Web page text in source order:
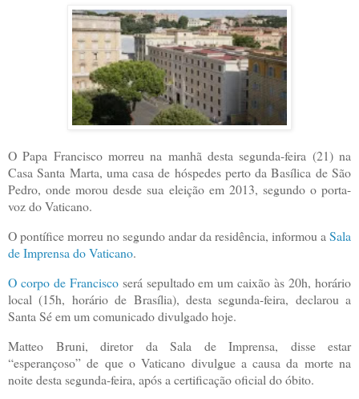
O Papa Francisco morreu na manhã desta segunda-feira (21) na
Casa Santa Marta, uma casa de hóspedes perto da Basílica de São
Pedro, onde morou desde sua eleição em 2013, segundo o porta-
voz do Vaticano.
O pontífice morreu no segundo andar da residência, informou aSala
de Imprensa do Vaticano.
O corpo de Franciscoserá sepultado em um caixão às 20h, horário
local (15h, horário de Brasília), desta segunda-feira, declarou a
Santa Sé em um comunicado divulgado hoje.
Matteo Bruni, diretor da Sala de Imprensa, disse estar
“esperançoso” de que o Vaticano divulgue a causa da morte na
noite desta segunda-feira, após a certificação oficial do óbito.